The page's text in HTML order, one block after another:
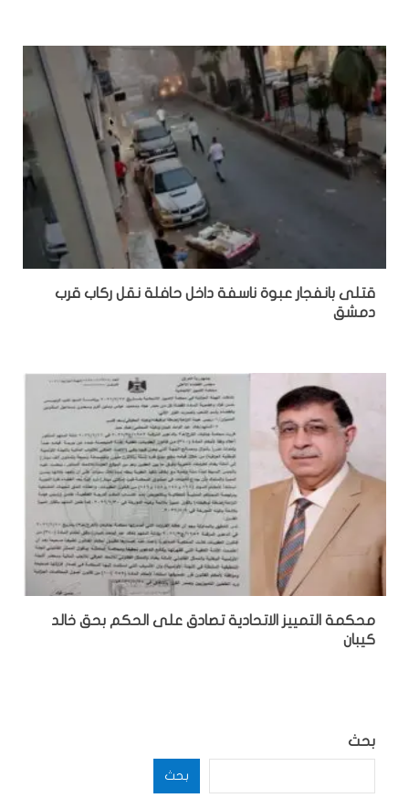
قتلى بانفجار عبوة ناسفة داخل حافلة نقل ركاب قرب
دمشق
محكمة التمييز الاتحادية تصادق على الحكم بحق خالد
كيبان
بحث
بحث